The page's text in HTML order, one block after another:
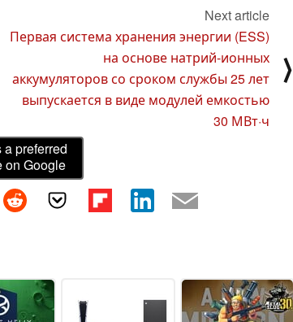
Next article
Первая система хранения энергии (ESS)
на основе натрий-ионных
аккумуляторов со сроком службы 25 лет
выпускается в виде модулей емкостью
30 МВт·ч
⟩
a preferred
on Google